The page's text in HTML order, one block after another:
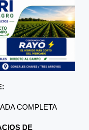
COMPLETA
DE